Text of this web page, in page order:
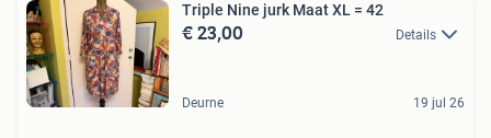
Triple Nine jurk Maat XL = 42
€ 23,00 Details
Deurne 19 jul 26